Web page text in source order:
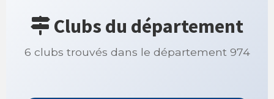
Clubs du département
6 clubs trouvés dans le département 974